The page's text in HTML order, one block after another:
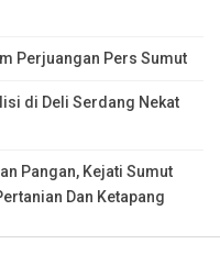
Perjuangan Pers Sumut
di Deli Serdang Nekat
Pangan, Kejati Sumut
Dan Ketapang